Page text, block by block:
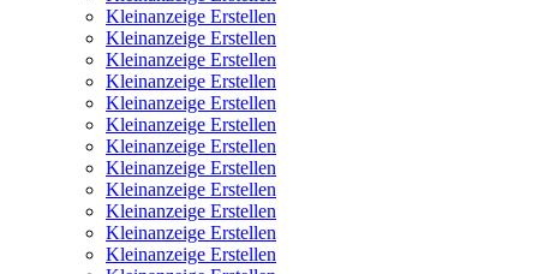
Kleinanzeige Erstellen
Kleinanzeige Erstellen
Kleinanzeige Erstellen
Kleinanzeige Erstellen
Kleinanzeige Erstellen
Kleinanzeige Erstellen
Kleinanzeige Erstellen
Kleinanzeige Erstellen
Kleinanzeige Erstellen
Kleinanzeige Erstellen
Kleinanzeige Erstellen
Kleinanzeige Erstellen